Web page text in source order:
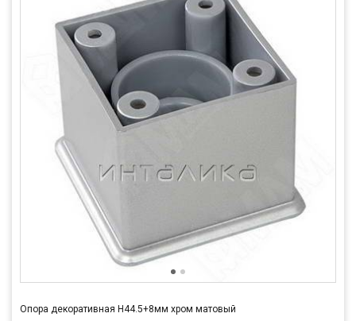
Опора декоративная Н44.5+8мм хром матовый